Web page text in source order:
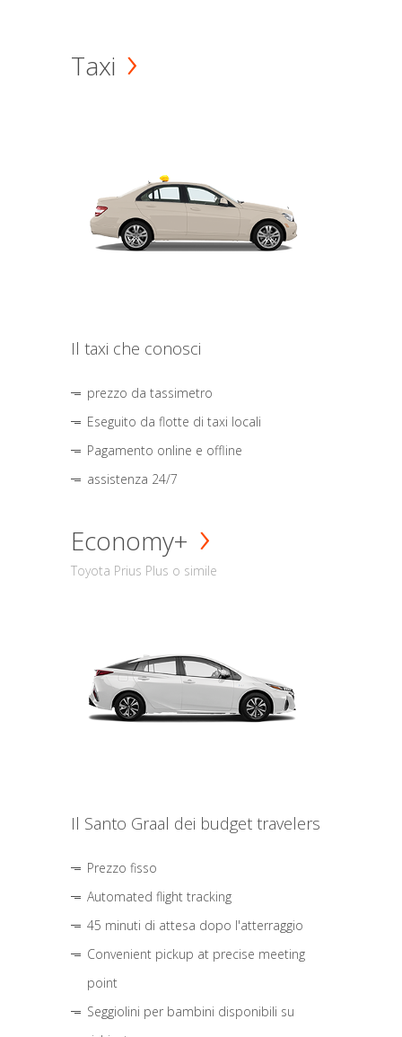
Taxi
Il taxi che conosci
prezzo da tassimetro
Eseguito da flotte di taxi locali
Pagamento online e offline
assistenza 24/7
Economy+
Toyota Prius Plus o simile
Il Santo Graal dei budget travelers
Prezzo fisso
Automated flight tracking
45 minuti di attesa dopo l'atterraggio
Convenient pickup at precise meeting
point
Seggiolini per bambini disponibili su